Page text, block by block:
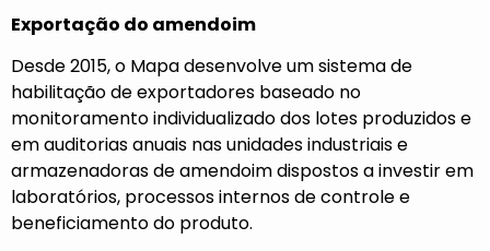
Exportação do amendoim
Desde 2015, o Mapa desenvolve um sistema de
habilitação de exportadores baseado no
monitoramento individualizado dos lotes produzidos e
em auditorias anuais nas unidades industriais e
armazenadoras de amendoim dispostos a investir em
laboratórios, processos internos de controle e
beneficiamento do produto.